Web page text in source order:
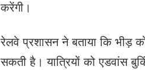
करेंगी।
रेलवे प्रशासन ने बताया कि भीड़
सकती है। यात्रियों को एडवांस